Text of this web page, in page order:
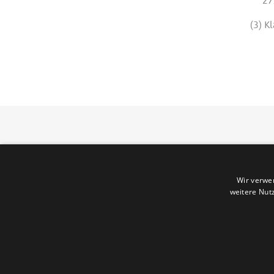
(3)
© 2007 - 2026 Karlheinz Reimann
Wir
weitere